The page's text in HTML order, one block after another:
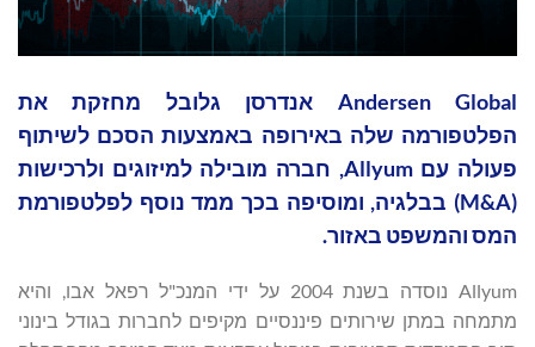
Andersen Global אנדרסן גלובל מחזקת את
הפלטפורמה שלה באירופה באמצעות הסכם לשיתוף
פעולה עם Allyum, חברה מובילה למיזוגים ולרכישות
(M&A) בבלגיה, ומוסיפה בכך ממד נוסף לפלטפורמת
המס והמשפט באזור.
Allyum נוסדה בשנת 2004 על ידי המנכ"ל רפאל אבו, והיא
מתמחה במתן שירותים פיננסיים מקיפים לחברות בגודל בינוני